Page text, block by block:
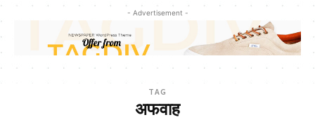
- Advertisement -
TAG
अफवाह